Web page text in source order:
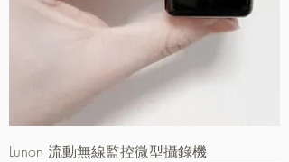
Lunon 流動無線監控微型攝錄機